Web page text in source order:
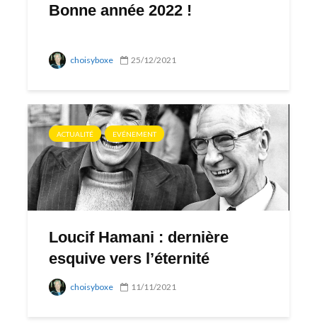
Bonne année 2022 !
choisyboxe 25/12/2021
ACTUALITÉ EVÉNEMENT
Loucif Hamani : dernière
esquive vers l’éternité
choisyboxe 11/11/2021